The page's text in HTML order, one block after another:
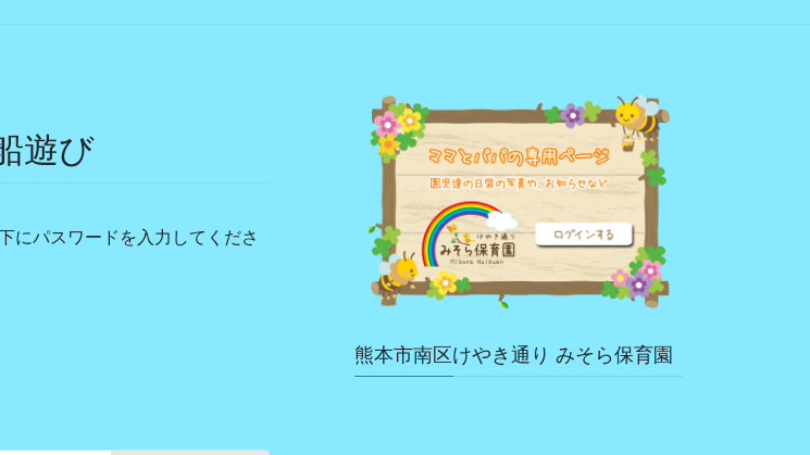
遊び
にパスワードを入力してくださ
熊本市南区けやき通り みそら保育園